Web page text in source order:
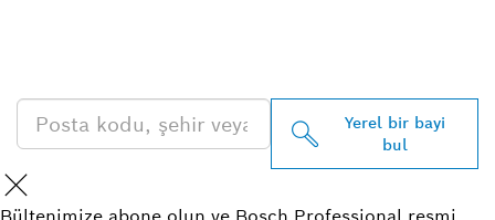
Yerel bir bayi
bul